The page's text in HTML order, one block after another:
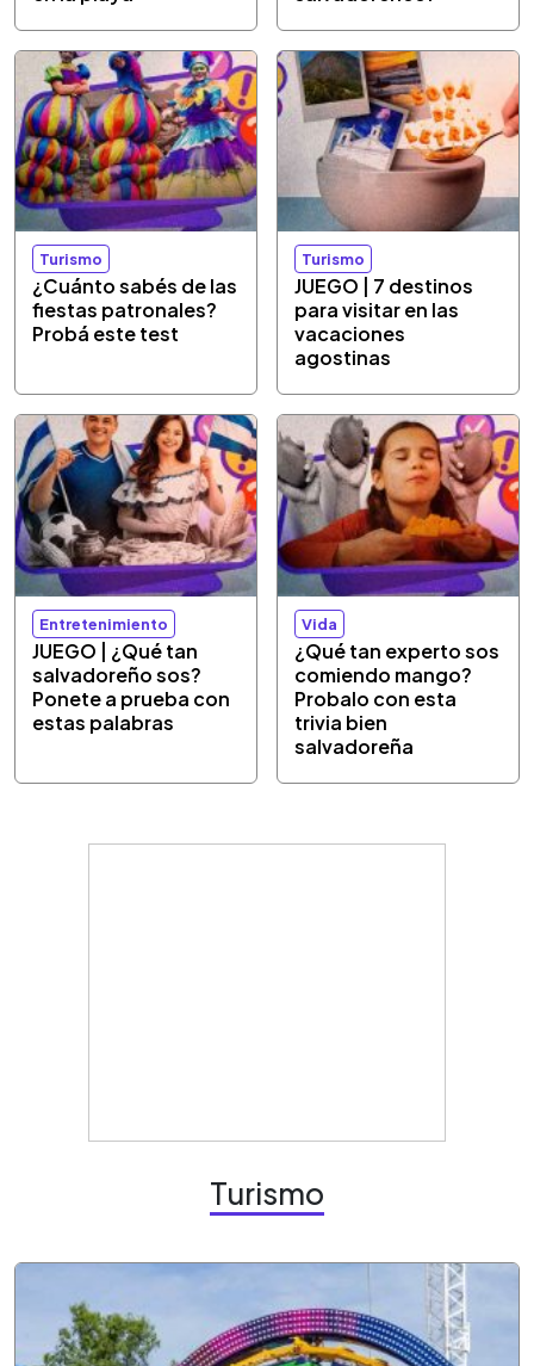
Turismo
¿Cuánto sabés de las
fiestas patronales?
Probá este test
Turismo
JUEGO | 7 destinos
para visitar en las
vacaciones
agostinas
Entretenimiento
JUEGO | ¿Qué tan
salvadoreño sos?
Ponete a prueba con
estas palabras
Vida
¿Qué tan experto sos
comiendo mango?
Probalo con esta
trivia bien
salvadoreña
Turismo